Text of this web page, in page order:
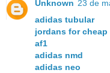
Unknown 23 de
adidas tubular
jordans for cheap
af1
adidas nmd
adidas neo